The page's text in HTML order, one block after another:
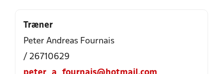
Træner
Peter Andreas Fournais
/ 26710629